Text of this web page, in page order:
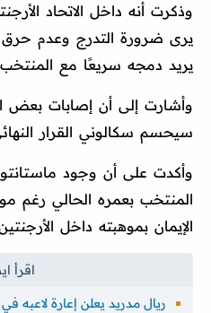
وذكرت أنه داخل الاتحاد
يرى ضرورة التدرج وعدم
يريد دمجه سريعًا مع المنتخب
وأشارت إلى أن إصابات بعض
سيحسم سكالوني القرار
وأكدت على أن وجود
المنتخب بعمره الحالي رغم
الإيمان بموهبته داخل
ريال مدريد يعلن إعارة لاعبه